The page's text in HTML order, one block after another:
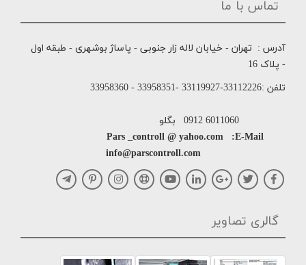
تماس با ما
آدرس : تهران - خیابان لاله زار جنوبی - پاساژ بوشهری - طبقه اول
- پلاک 16
تلفن :33112226-33119927 -33958351 - 33958360
Pars _controll @ yahoo.com :E-Mail
گالری تصاویر